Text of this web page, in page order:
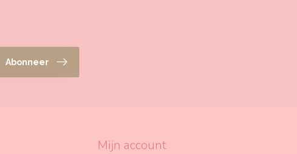
Abonneer
Mijn account